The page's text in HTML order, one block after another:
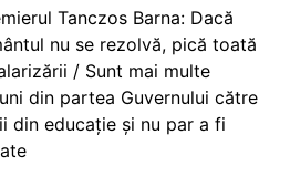
Tanczos Barna: Dacă
nu se rezolvă, pică toată
/ Sunt mai multe
din partea Guvernului către
din educație și nu par a fi